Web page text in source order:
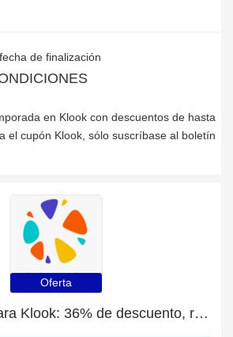
de finalización
en Klook con descuentos de hasta
el cupón Klook, sólo suscríbase al boletín
Oferta
Ahorro diario para Klook: 36% de descuento, regalos y más